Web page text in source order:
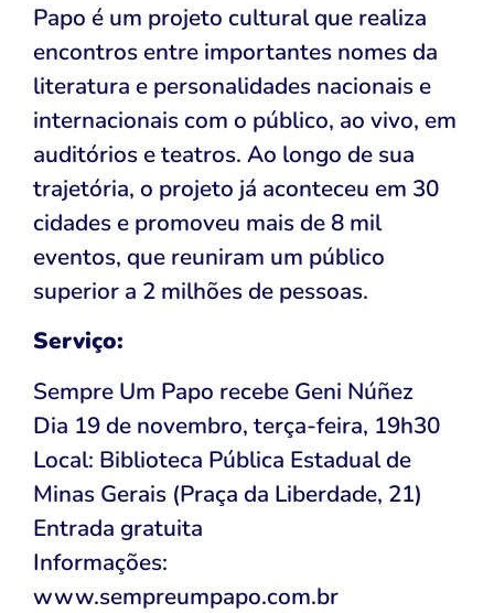
Papo é um projeto cultural que realiza
encontros entre importantes nomes da
literatura e personalidades nacionais e
internacionais com o público, ao vivo, em
auditórios e teatros. Ao longo de sua
trajetória, o projeto já aconteceu em 30
cidades e promoveu mais de 8 mil
eventos, que reuniram um público
superior a 2 milhões de pessoas.
Serviço:
Sempre Um Papo recebe Geni Núñez
Dia 19 de novembro, terça-feira, 19h30
Local: Biblioteca Pública Estadual de
Minas Gerais (Praça da Liberdade, 21)
Entrada gratuita
Informações:
www.sempreumpapo.com.br